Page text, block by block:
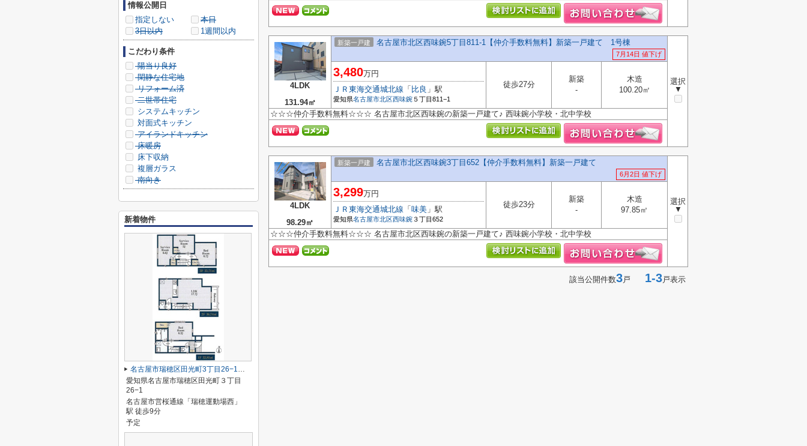
4LDK
131.94㎡
新築一戸建 名古屋市北区西味鋺5丁目811-1【仲介手数料無料】新築一戸建て 1号棟
7月14日 値下げ
選択
▼
3,480万円
ＪＲ東海交通城北線 「 比良 」駅
愛知県名古屋市北区西味鋺 ５丁目811−1
徒歩27分
新築
-
木造
100.20㎡
☆☆☆仲介手数料無料☆☆☆ 名古屋市北区西味鋺の新築一戸建て♪ 西味鋺小学校・北中学校
4LDK
98.29㎡
新築一戸建 名古屋市北区西味鋺3丁目652【仲介手数料無料】新築一戸建て
6月2日 値下げ
選択
▼
3,299万円
ＪＲ東海交通城北線 「 味美 」駅
愛知県名古屋市北区西味鋺３丁目652
徒歩23分
新築
-
木造
97.85㎡
☆☆☆仲介手数料無料☆☆☆ 名古屋市北区西味鋺の新築一戸建て♪ 西味鋺小学校・北中学校
該当公開件数3戸 1-3戸表示
情報公開日
指定しない
本日
3日以内
1週間以内
こだわり条件
陽当り良好
閑静な住宅地
リフォーム済
二世帯住宅
システムキッチン
対面式キッチン
アイランドキッチン
床暖房
床下収納
複層ガラス
南向き
新着物件
名古屋市瑞穂区田光町3丁目26−1【仲介手数料無料】新築一戸建て
愛知県名古屋市瑞穂区田光町３丁目
26−1
名古屋市営桜通線「瑞穂運動場西」
駅 徒歩9分
予定